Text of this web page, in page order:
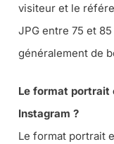
visiteur et le
JPG entre 75 et
généralement de
Le format portrait
Instagram ?
Le format portrait